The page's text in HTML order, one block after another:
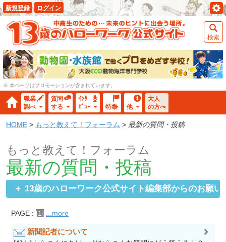
新規登録 ログイン
検索
※ 本ページはプロモーションが含まれています。
職業
調べ
質問
する
ｲﾝﾀ
ﾋﾞｭｰ
特集 他
大人
の方へ
HOME > もっと教えて！フォーラム > 最新の質問・投稿
もっと教えて！フォーラム
最新の質問・投稿
13歳のハローワーク公式サイト編集部からのお願い
PAGE : [1] ...more
新聞記者について